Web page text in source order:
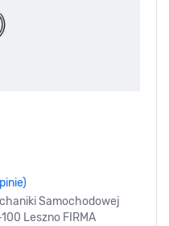
Samochodowej
Leszno FIRMA